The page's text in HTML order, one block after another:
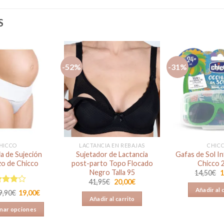
Añadir
a la
lista de
de Sujeción
de Chicco
4.00
€ 19,00€
opciones
-52%
Añadir
a la
lista de
deseos
LACTANCIA EN REBAJAS
Sujetador de Lactancia
post-parto Topo Flocado
Negro Talla 95
41,95€ El
precio
original
era:
20,00€El
Añadir al carrito
-31%
Gafas de Sol
Chicco
14,50€
Añadir al